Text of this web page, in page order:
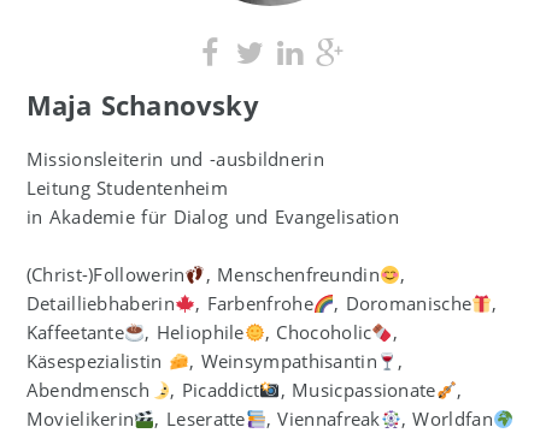
Maja Schanovsky
Missionsleiterin und -ausbildnerin
Leitung Studentenheim
in Akademie für Dialog und Evangelisation
(Christ-)Followerin , Menschenfreundin
,
Detailliebhaberin
, Farbenfrohe , Doromanische
,
Kaffeetante
, Heliophile , Chocoholic
,
Käsespezialistin
, Weinsympathisantin
,
Abendmensch
, Picaddict , Musicpassionate
,
Movielikerin
, Leseratte , Viennafreak
, Worldfan